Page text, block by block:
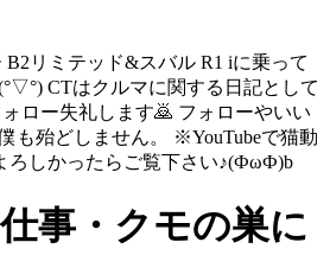
リミテッド&スバル R1 iに乗って
CTはクルマに関する日記として
ロー失礼します🙇 フォローやいい
も殆どしません。 ※YouTubeで猫動
ろしかったらご覧下さい♪(ФωФ)b
事・クモの巣に